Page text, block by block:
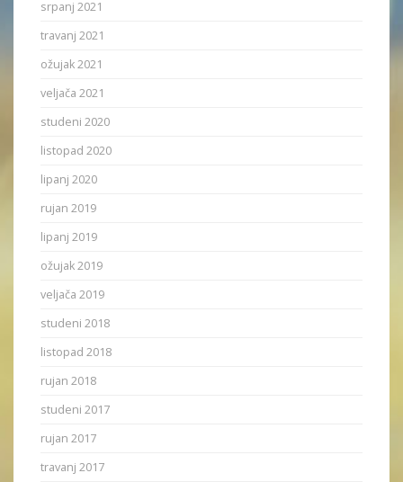
srpanj 2021
travanj 2021
ožujak 2021
veljača 2021
studeni 2020
listopad 2020
lipanj 2020
rujan 2019
lipanj 2019
ožujak 2019
veljača 2019
studeni 2018
listopad 2018
rujan 2018
studeni 2017
rujan 2017
travanj 2017